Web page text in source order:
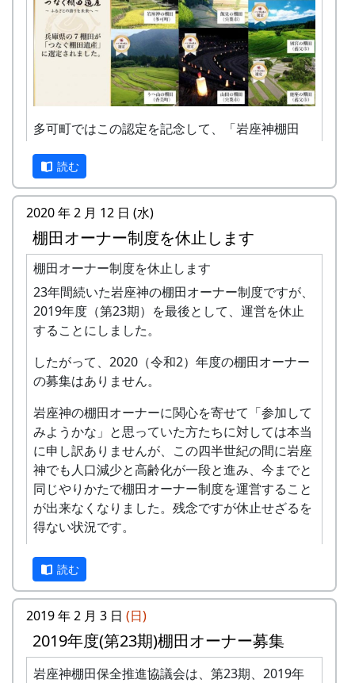
長持ちの蓋を開けます。
使用カメラに制限はありません。
2021年4月1日以降に撮影したものに限りま
す。
未発表のものに限ります。ただし、応募者本
人の制作による市販目的以外の出版物や本人
のホームページ掲載した作品、審査のない写
真展に出品した作品は応募できます。
結果発表
10月以降に、Instagram 公式アカウントお
よび多可町ホームページで発表する予定で
す。
広報たかに掲載します。
入賞は、Instagram アカウント宛にダイレク
ト・メッセージでお知らせします。
賞品
特選 1名 : 10,000円相当の賞品（棚田の新米
優秀賞 2名 : 5,000円相当の賞品（棚田の新米
など）
入選 5名 : 3,000円相当の賞品（棚田の新米な
ど）
ありがとう賞 : 応募いただいた方の中から抽
選で5名に素敵な賞品をプレゼント（ただし
入選された方は除きます）
問合先
多可町企画秘書課 0795-32-2381
Instagram @taka_town
多可町ではこの認定を記念して、「岩座神棚田
す。
詳細は 岩座神棚田ふぉとコンテスト をご覧下さ
い。
読む
2020 年 2 月 12 日 (水)
棚田オーナー制度を休止します
棚田オーナー制度を休止します
23年間続いた岩座神の棚田オーナー制度ですが、
2019年度（第23期）を最後として、運営を休止
することにしました。
したがって、2020（令和2）年度の棚田オーナー
の募集はありません。
岩座神の棚田オーナーに関心を寄せて「参加して
みようかな」と思っていた方たちに対しては本当
に申し訳ありませんが、この四半世紀の間に岩座
神でも人口減少と高齢化が一段と進み、今までと
同じやりかたで棚田オーナー制度を運営すること
が出来なくなりました。残念ですが休止せざるを
得ない状況です。
それでも棚田を守っていきます
棚田オーナー制度は休止しますが、棚田は守って
いきます。
自然と農業との調和のしるしである美しい石積み
の棚田を守るために、これからも私たちは努力を
続けます。
読む
2019 年 2 月 3 日 (日)
2019年度(第23期)棚田オーナー募集
岩座神棚田保全推進協議会は、第23期、2019年